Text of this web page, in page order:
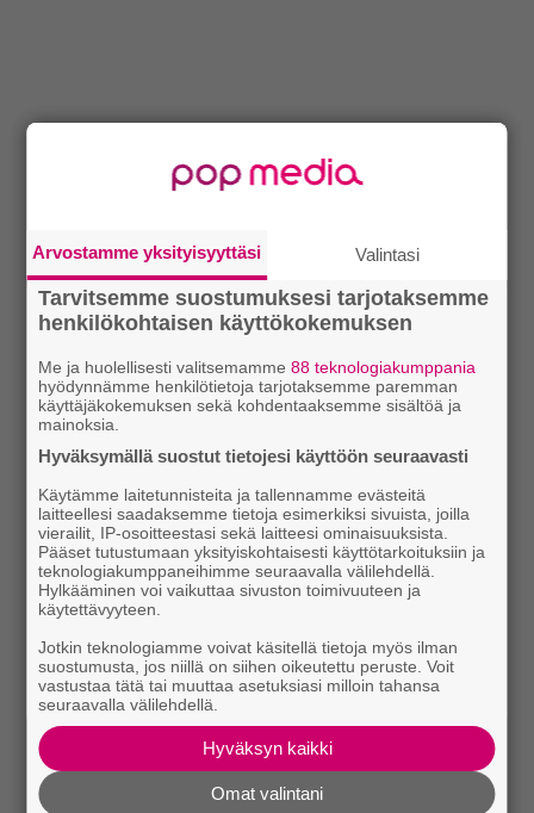
Arvostamme yksityisyyttäsi Valintasi
Tarvitsemme suostumuksesi tarjotaksemme
henkilökohtaisen käyttökokemuksen
Me ja huolellisesti valitsemamme88 teknologiakumppania
hyödynnämme henkilötietoja tarjotaksemme paremman
käyttäjäkokemuksen sekä kohdentaaksemme sisältöä ja
mainoksia.
Hyväksymällä suostut tietojesi käyttöön seuraavasti
Käytämme laitetunnisteita ja tallennamme evästeitä
laitteellesi saadaksemme tietoja esimerkiksi sivuista, joilla
vierailit, IP-osoitteestasi sekä laitteesi ominaisuuksista.
Pääset tutustumaan yksityiskohtaisesti käyttötarkoituksiin ja
teknologiakumppaneihimme seuraavalla välilehdellä.
Hylkääminen voi vaikuttaa sivuston toimivuuteen ja
käytettävyyteen.
Jotkin teknologiamme voivat käsitellä tietoja myös ilman
suostumusta, jos niillä on siihen oikeutettu peruste. Voit
vastustaa tätä tai muuttaa asetuksiasi milloin tahansa
seuraavalla välilehdellä.
Hyväksyn kaikki
Omat valintani